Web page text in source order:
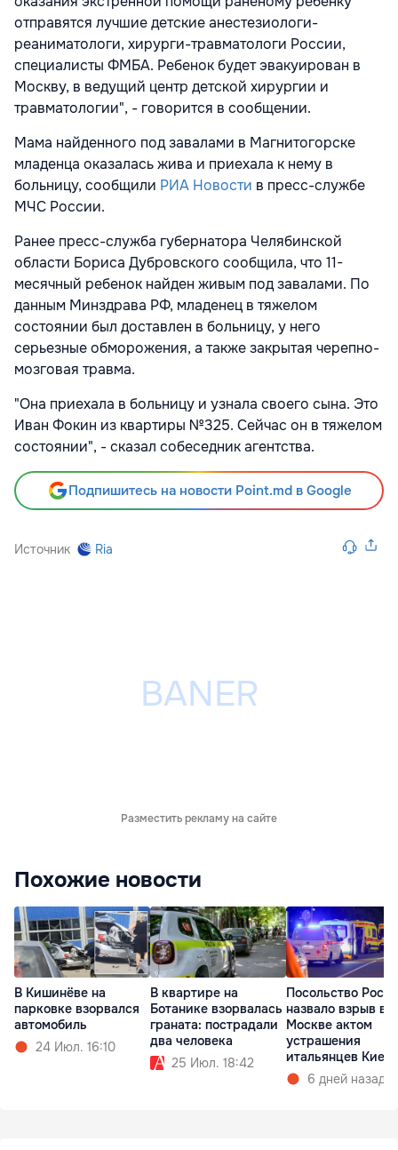
отправятся лучшие детские анестезиологи-
реаниматологи, хирурги-травматологи России,
специалисты ФМБА. Ребенок будет эвакуирован в
Москву, в ведущий центр детской хирургии и
травматологии", - говорится в сообщении.
Мама найденного под завалами в Магнитогорске
младенца оказалась жива и приехала к нему в
больницу, сообщили РИА Новости в пресс-службе
МЧС России.
Ранее пресс-служба губернатора Челябинской
области Бориса Дубровского сообщила, что 11-
месячный ребенок найден живым под завалами. По
данным Минздрава РФ, младенец в тяжелом
состоянии был доставлен в больницу, у него
серьезные обморожения, а также закрытая черепно-
мозговая травма.
"Она приехала в больницу и узнала своего сына. Это
Иван Фокин из квартиры №325. Сейчас он в тяжелом
состоянии", - сказал собеседник агентства.
Подпишитесь на новости Point.md в Google
Источник Ria
Разместить рекламу на сайте
Похожие новости
В Кишинёве на
парковке взорвался
автомобиль
24 Июл. 16:10
В квартире на
Ботанике взорвалась
граната: пострадали
два человека
25 Июл. 18:42
Посольство
назвало взрыв в
Москве актом
устрашения
итальянцев
6 дней назад